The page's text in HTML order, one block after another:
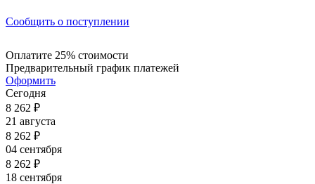
Сообщить о поступлении
Оплатите 25% стоимости
Предварительный график платежей
Оформить
Сегодня
8 262 ₽
21 августа
8 262 ₽
04 сентября
8 262 ₽
18 сентября